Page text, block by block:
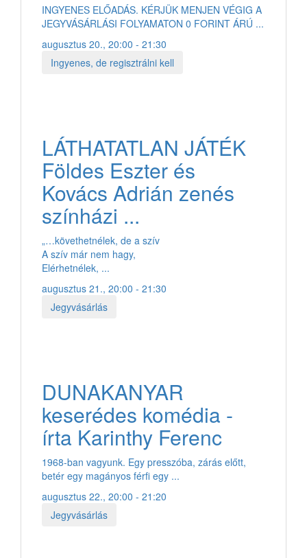
INGYENES ELŐADÁS. KÉRJÜK MENJEN VÉGIG A
JEGYVÁSÁRLÁSI FOLYAMATON 0 FORINT ÁRÚ ...
augusztus 20., 20:00 - 21:30
Ingyenes, de regisztrálni kell
LÁTHATATLAN JÁTÉK
Földes Eszter és
Kovács Adrián zenés
színházi ...
„…követhetnélek, de a szív
A szív már nem hagy,
Elérhetnélek, ...
augusztus 21., 20:00 - 21:30
Jegyvásárlás
DUNAKANYAR
keserédes komédia -
írta Karinthy Ferenc
1968-ban vagyunk. Egy presszóba, zárás előtt,
betér egy magányos férfi egy ...
augusztus 22., 20:00 - 21:20
Jegyvásárlás